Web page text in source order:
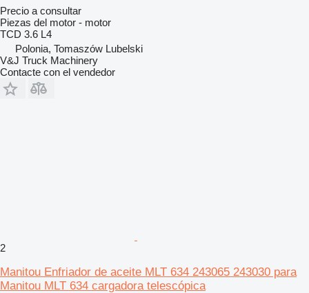
Precio a consultar
Piezas del motor - motor
TCD 3.6 L4
Polonia, Tomaszów Lubelski
V&J Truck Machinery
Contacte con el vendedor
2
Manitou Enfriador de aceite MLT 634 243065 243030 para
Manitou MLT 634 cargadora telescópica